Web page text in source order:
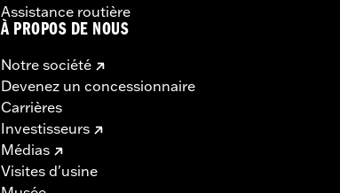
Assistance routière
À PROPOS DE NOUS
Notre société
Devenez un concessionnaire
Carrières
Investisseurs
Médias
Visites d'usine